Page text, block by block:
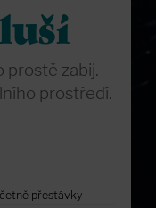
prostě zabij.
prostředí.
přestávky